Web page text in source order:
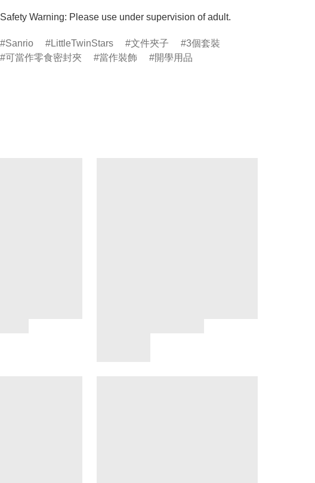
Safety Warning: Please use under supervision of adult.
Sanrio LittleTwinStars 文件夾子
3個套裝
可當作零食密封夾
當作裝飾 開學用品